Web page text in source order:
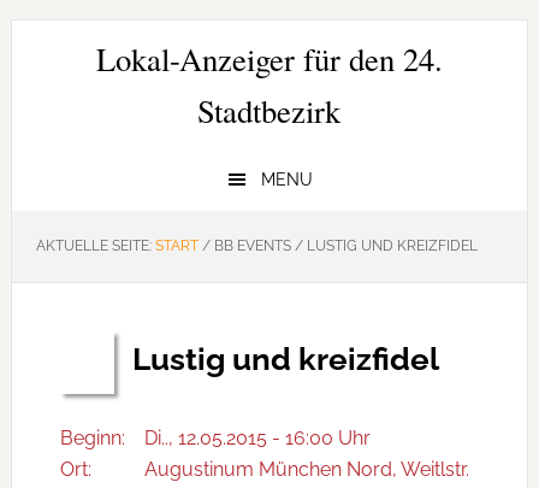
Zur
Hauptnavigation
Zum
Zur
SeitenspalteLokal-Anzeiger für den 24.
Stadtbezirk
MENU
AKTUELLE SEITE: START /BB EVENTS /LUSTIG UND KREIZFIDEL
Lustig und kreizfidel
Beginn:
Di.., 12.05.2015 - 16:00 Uhr
Ort:
Augustinum München Nord, Weitlstr.